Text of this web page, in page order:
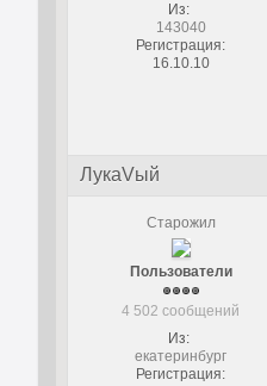
Из:
143040
Регистрация:
16.10.10
ЛукаVый
Старожил
Пользователи
4 502 сообщений
Из:
екатеринбург
Регистрация: